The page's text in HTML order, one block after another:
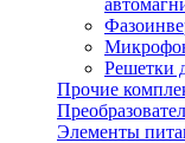
Решетки
Прочие
Элементы